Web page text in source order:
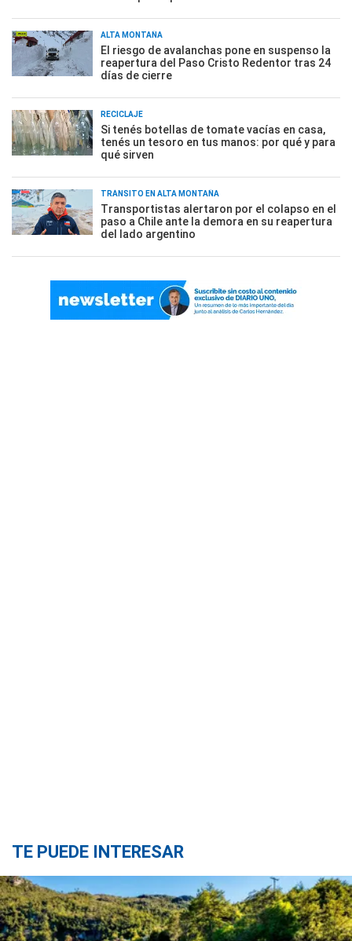
ALTA MONTAÑA
El riesgo de avalanchas pone en suspenso la
reapertura del Paso Cristo Redentor tras 24
días de cierre
RECICLAJE
Si tenés botellas de tomate vacías en casa,
tenés un tesoro en tus manos: por qué y para
qué sirven
TRÁNSITO EN ALTA MONTAÑA
Transportistas alertaron por el colapso en el
paso a Chile ante la demora en su reapertura
del lado argentino
TE PUEDE INTERESAR